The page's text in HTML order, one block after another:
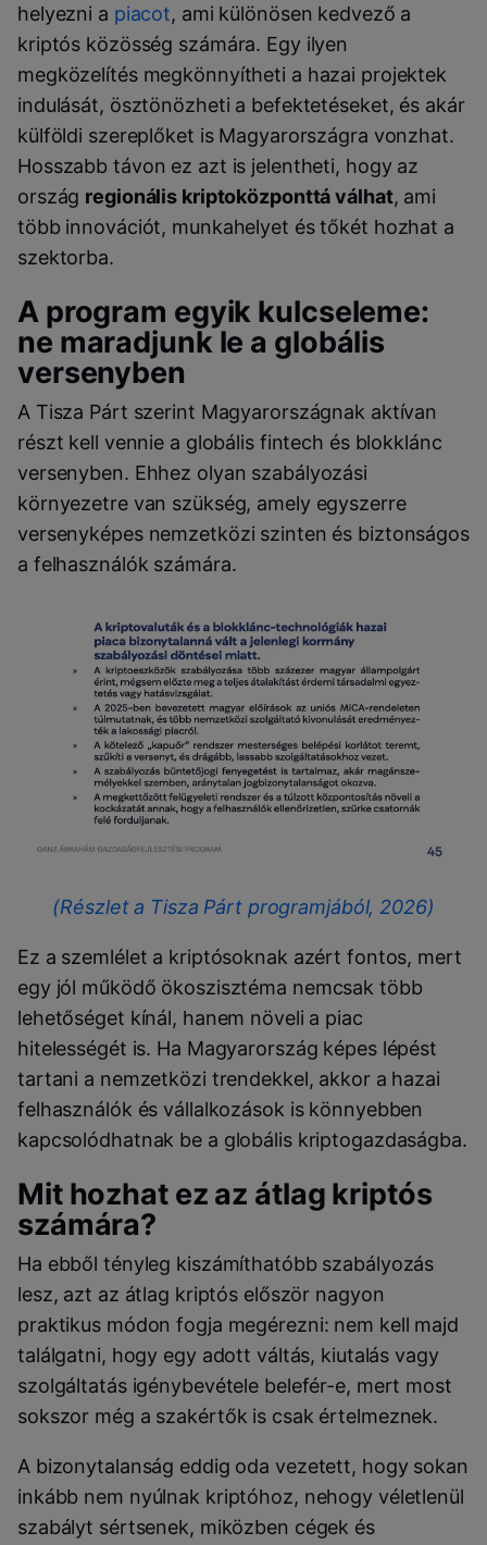
helyezni a piacot, ami különösen kedvező a
kriptós közösség számára. Egy ilyen
megközelítés megkönnyítheti a hazai projektek
indulását, ösztönözheti a befektetéseket, és akár
külföldi szereplőket is Magyarországra vonzhat.
Hosszabb távon ez azt is jelentheti, hogy az
ország regionális kriptoközponttá válhat, ami
több innovációt, munkahelyet és tőkét hozhat a
szektorba.
A program egyik kulcseleme:
ne maradjunk le a globális
versenyben
A Tisza Párt szerint Magyarországnak aktívan
részt kell vennie a globális fintech és blokklánc
versenyben. Ehhez olyan szabályozási
környezetre van szükség, amely egyszerre
versenyképes nemzetközi szinten és biztonságos
a felhasználók számára.
(Részlet a Tisza Párt programjából, 2026)
Ez a szemlélet a kriptósoknak azért fontos, mert
egy jól működő ökoszisztéma nemcsak több
lehetőséget kínál, hanem növeli a piac
hitelességét is. Ha Magyarország képes lépést
tartani a nemzetközi trendekkel, akkor a hazai
felhasználók és vállalkozások is könnyebben
kapcsolódhatnak be a globális kriptogazdaságba.
Mit hozhat ez az átlag kriptós
számára?
Ha ebből tényleg kiszámíthatóbb szabályozás
lesz, azt az átlag kriptós először nagyon
praktikus módon fogja megérezni: nem kell majd
találgatni, hogy egy adott váltás, kiutalás vagy
szolgáltatás igénybevétele belefér-e, mert most
sokszor még a szakértők is csak értelmeznek.
A bizonytalanság eddig oda vezetett, hogy sokan
inkább nem nyúlnak kriptóhoz, nehogy véletlenül
szabályt sértsenek, miközben cégek és